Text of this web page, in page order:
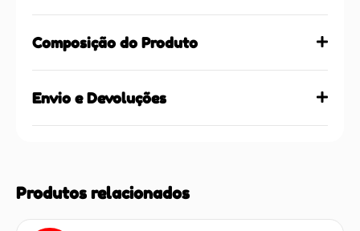
Composição do Produto
Envio e Devoluções
Produtos relacionados